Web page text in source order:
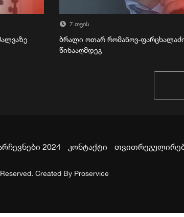
7 თვის
ბრალი ოთარ რომანოვ-
წინააღმდეგ
2024 კონტაქტი
Created By Proservice